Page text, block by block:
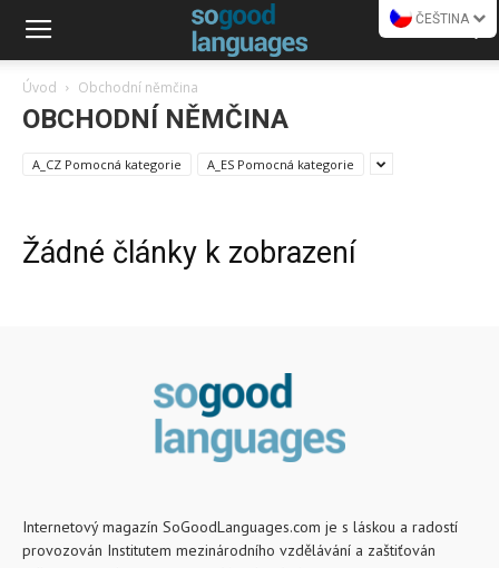
ČEŠTINA
Úvod Obchodní němčina
OBCHODNÍ NĚMČINA
A_CZ Pomocná kategorie A_ES Pomocná kategorie
Žádné články k zobrazení
Internetový magazín SoGoodLanguages.com je s láskou a radostí
provozován Institutem mezinárodního vzdělávání a zaštiťován